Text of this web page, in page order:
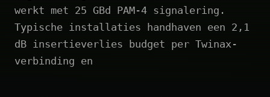
werkt met 25 GBd PAM‑4 signalering.
Typische installaties handhaven een 2,1
dB insertieverlies budget per Twinax-
verbinding en